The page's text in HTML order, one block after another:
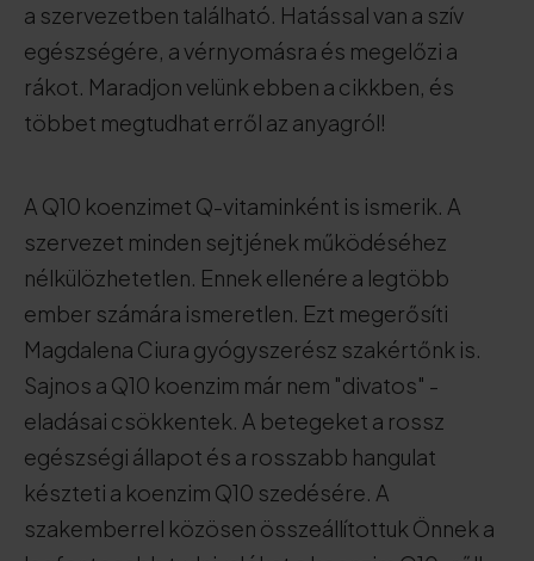
a szervezetben található. Hatással van a szív
egészségére, a vérnyomásra és megelőzi a
rákot. Maradjon velünk ebben a cikkben, és
többet megtudhat erről az anyagról!
A Q10 koenzimet Q-vitaminként is ismerik. A
szervezet minden sejtjének működéséhez
nélkülözhetetlen. Ennek ellenére a legtöbb
ember számára ismeretlen. Ezt megerősíti
Magdalena Ciura gyógyszerész szakértőnk is.
Sajnos a Q10 koenzim már nem "divatos" -
eladásai csökkentek. A betegeket a rossz
egészségi állapot és a rosszabb hangulat
készteti a koenzim Q10 szedésére. A
szakemberrel közösen összeállítottuk Önnek a